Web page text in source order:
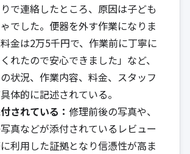
で連絡したところ、原因は子ども
でした。便器を外す作業になりま
金は2万5千円で、作業前に丁寧に
れたので安心できました」など、
状況、作業内容、料金、スタッフ
体的に記述されている。
されている： 修理前後の写真や、
真などが添付されているレビュー
利用した証拠となり信憑性が高ま